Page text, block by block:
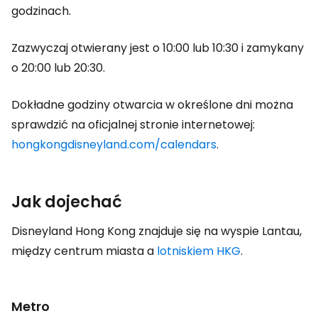
godzinach.
Zazwyczaj otwierany jest o 10:00 lub 10:30 i zamykany
o 20:00 lub 20:30.
Dokładne godziny otwarcia w określone dni można
sprawdzić na oficjalnej stronie internetowej:
hongkongdisneyland.com/calendars.
Jak dojechać
Disneyland Hong Kong znajduje się na wyspie Lantau,
między centrum miasta a lotniskiem HKG.
Metro